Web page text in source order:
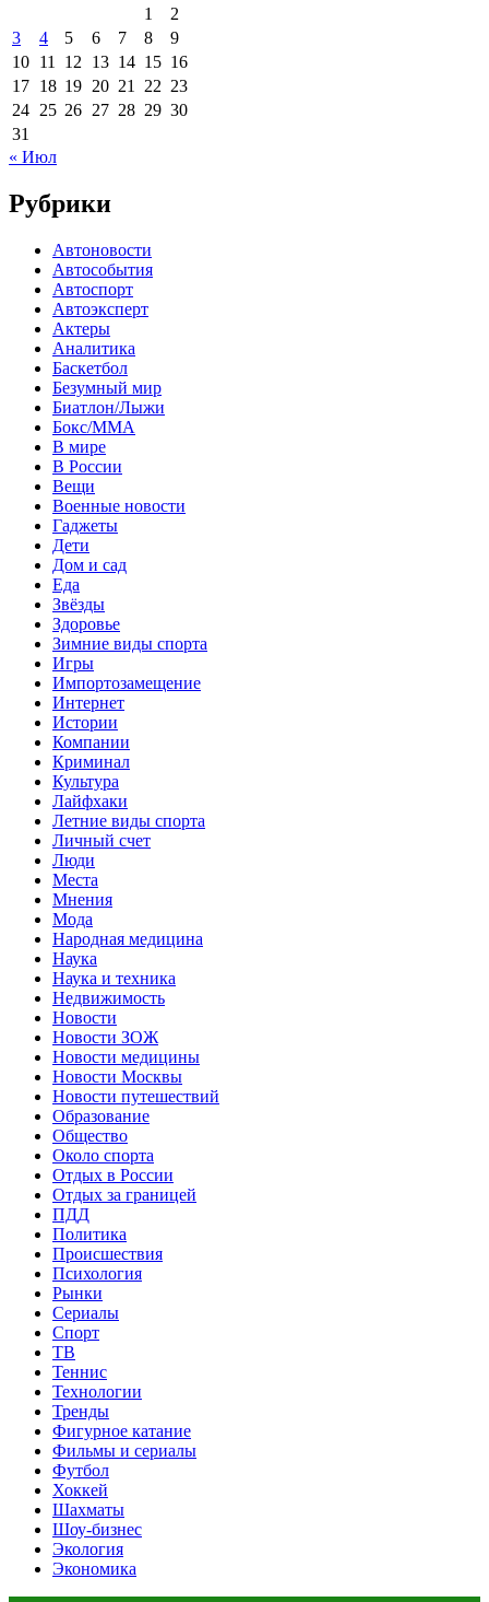
1
2
3
4 5 6 7 8
9
10 11 12 13 14 15 16
17 18 19 20 21 22 23
24 25 26 27 28 29 30
31
« Июл
Рубрики
Автоновости
Автособытия
Автоспорт
Автоэксперт
Актеры
Аналитика
Баскетбол
Безумный мир
Биатлон/Лыжи
Бокс/MMA
В мире
В России
Вещи
Военные новости
Гаджеты
Дети
Дом и сад
Еда
Звёзды
Здоровье
Зимние виды спорта
Игры
Импортозамещение
Интернет
Истории
Компании
Криминал
Культура
Лайфхаки
Летние виды спорта
Личный счет
Люди
Места
Мнения
Мода
Народная медицина
Наука
Наука и техника
Недвижимость
Новости
Новости ЗОЖ
Новости медицины
Новости Москвы
Новости путешествий
Образование
Общество
Около спорта
Отдых в России
Отдых за границей
ПДД
Политика
Происшествия
Психология
Рынки
Сериалы
Спорт
ТВ
Теннис
Технологии
Тренды
Фигурное катание
Фильмы и сериалы
Футбол
Хоккей
Шахматы
Шоу-бизнес
Экология
Экономика